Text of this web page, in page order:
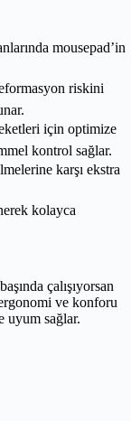
mousepad’in
riskini
için optimize
kontrol sağlar.
karşı ekstra
kolayca
çalışıyorsan
ve konforu
uyum sağlar.